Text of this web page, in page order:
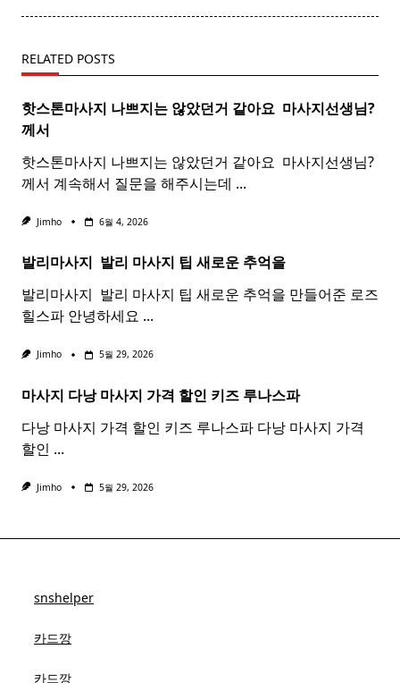
text">Page</span>
RELATED POSTS
핫스톤마사지 나쁘지는 않았던거 같아요 ​ 마사지선생님?
께서
핫스톤마사지 나쁘지는 않았던거 같아요 ​ 마사지선생님?
께서 계속해서 질문을 해주시는데 ...
Jimho 6월 4, 2026
발리마사지 ​ 발리 마사지 팁 새로운 추억을
발리마사지 ​ 발리 마사지 팁 새로운 추억을 만들어준 로즈
힐스파 안녕하세요 ...
Jimho 5월 29, 2026
마사지 다낭마사지 가격 할인 키즈 루나스파
다낭 마사지 가격 할인 키즈 루나스파 다낭 마사지 가격
할인 ...
Jimho 5월 29, 2026
snshelper
카드깡
카드깡